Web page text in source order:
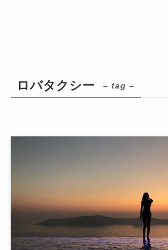
ロバタクシー – tag –